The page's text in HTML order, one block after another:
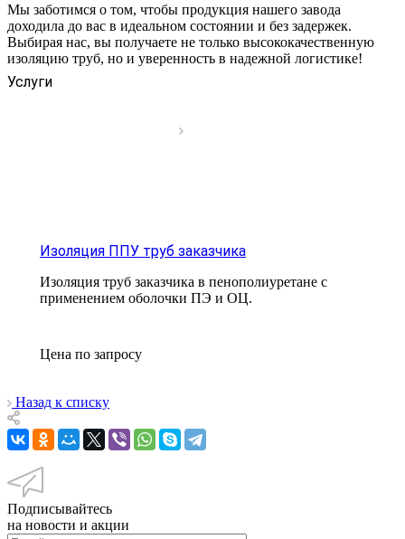
Мы заботимся о том, чтобы продукция нашего завода
доходила до вас в идеальном состоянии и без задержек.
Выбирая нас, вы получаете не только высококачественную
изоляцию труб, но и уверенность в надежной логистике!
Услуги
Изоляция ППУ труб заказчика
Изоляция труб заказчика в пенополиуретане с
применением оболочки ПЭ и ОЦ.
Цена по запросу
Назад к списку
Подписывайтесь
на новости и акции